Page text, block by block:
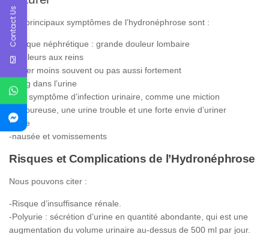
Les principaux symptômes de l’hydronéphrose sont :
-Colique néphrétique : grande douleur lombaire
-Douleurs aux reins
-uriner moins souvent ou pas aussi fortement
-sang dans l’urine
-tout symptôme d’infection urinaire, comme une miction
douloureuse, une urine trouble et une forte envie d’uriner
fièvre
-nausée et vomissements
Risques et Complications de l’Hydronéphrose
Nous pouvons citer :
-Risque d’insuffisance rénale.
-Polyurie : sécrétion d’urine en quantité abondante, qui est une
augmentation du volume urinaire au-dessus de 500 ml par jour.
Contact Us